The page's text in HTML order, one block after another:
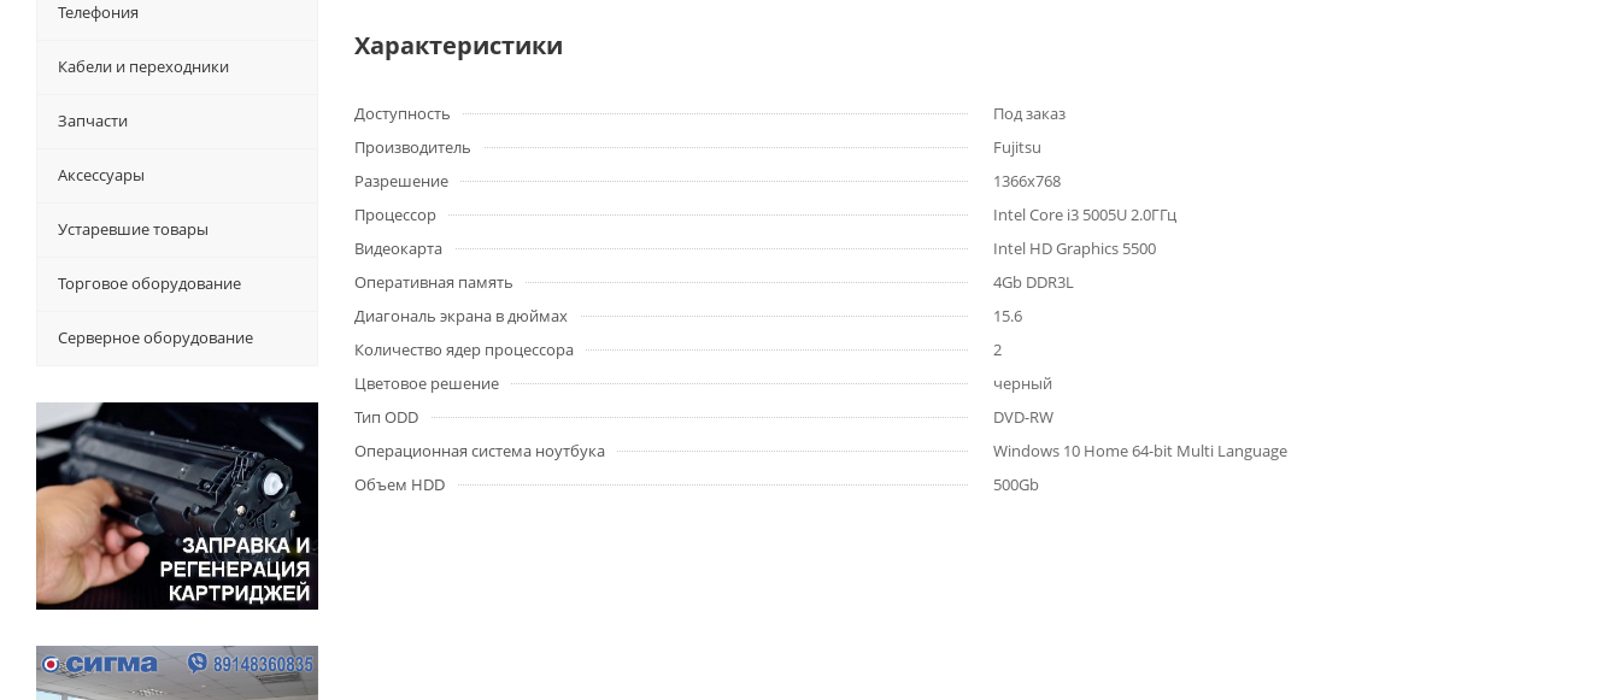
Характеристики
Доступность
Под заказ
Производитель
Fujitsu
Разрешение
1366x768
Процессор
Intel Core i3 5005U 2.0ГГц
Видеокарта
Intel HD Graphics 5500
Оперативная память
4Gb DDR3L
Диагональ экрана в дюймах
15.6
Количество ядер процессора
2
Цветовое решение
черный
Тип ODD
DVD-RW
Операционная система ноутбука
Windows 10 Home 64-bit Multi Language
Объем HDD
500Gb
Телефония
Кабели и переходники
Запчасти
Аксессуары
Устаревшие товары
Торговое оборудование
Серверное оборудование